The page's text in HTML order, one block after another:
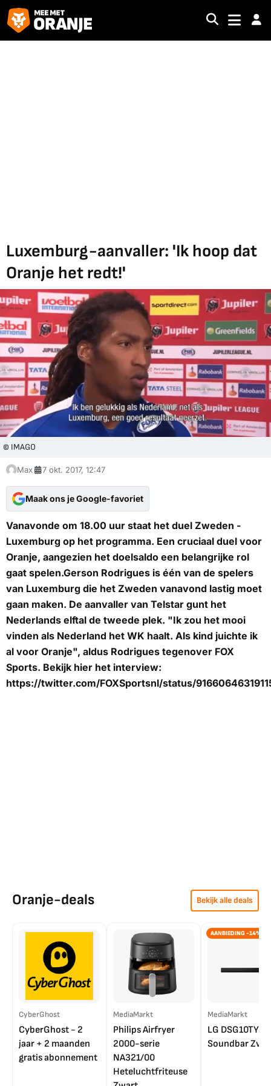
Luxemburg-aanvaller: 'Ik hoop dat
Oranje het redt!'
© IMAGO
Max 7 okt. 2017, 12:47
Maak ons je Google-favoriet
Vanavonde om 18.00 uur staat het duel Zweden -
Luxemburg op het programma. Een cruciaal duel voor
Oranje, aangezien het doelsaldo een belangrijke rol
gaat spelen.Gerson Rodrigues is één van de spelers
van Luxemburg die het Zweden vanavond lastig moet
gaan maken. De aanvaller van Telstar gunt het
Nederlands elftal de tweede plek. "Ik zou het mooi
vinden als Nederland het WK haalt. Als kind juichte ik
al voor Oranje", aldus Rodrigues tegenover FOX
Sports. Bekijk hier het interview:
https://twitter.com/FOXSportsnl/status/
Oranje-deals Bekijk alle deals
CyberGhost
CyberGhost - 2
jaar + 2 maanden
gratis abonnement
MediaMarkt
Philips Airfryer
2000-serie
NA321/00
Heteluchtfriteuse
AANBIEDING -14%
MediaMarkt
LG DSG10TY
Soundbar